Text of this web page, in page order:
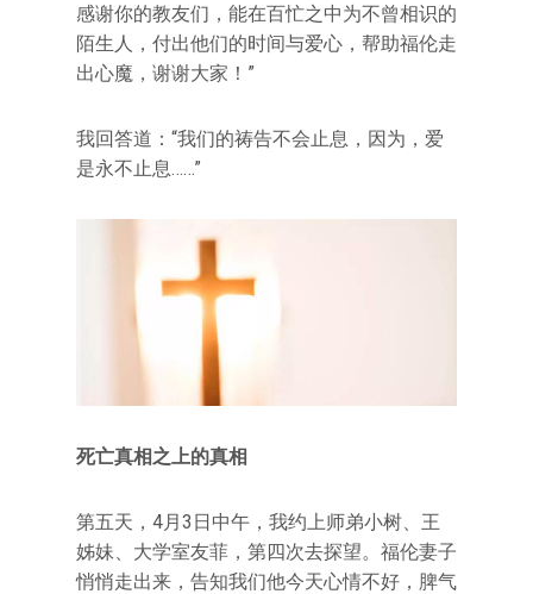
感谢你的教友们，能在百忙之中为不曾相识的
陌生人，付出他们的时间与爱心，帮助福伦走
出心魔，谢谢大家！”
我回答道：“我们的祷告不会止息，因为，爱
是永不止息……”
死亡真相之上的真相
第五天，4月3日中午，我约上师弟小树、王
姊妹、大学室友菲，第四次去探望。福伦妻子
悄悄走出来，告知我们他今天心情不好，脾气